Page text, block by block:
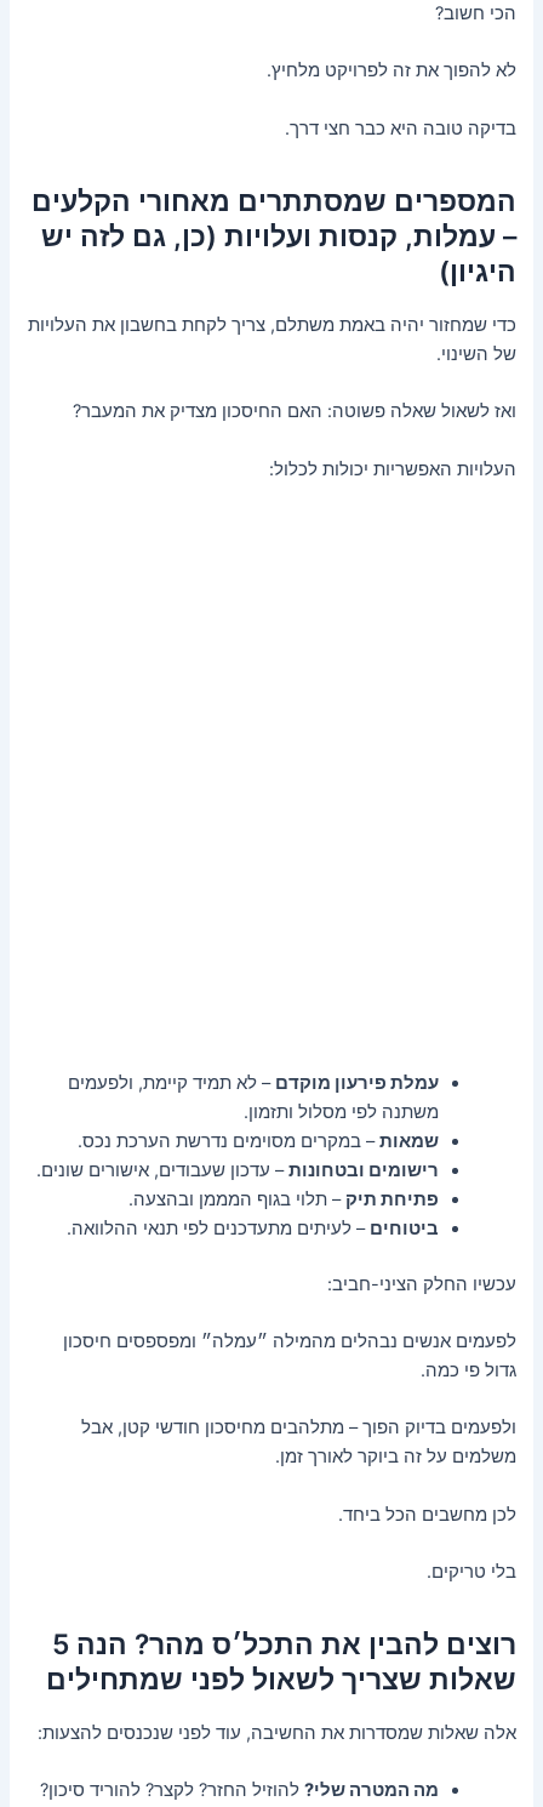
הכי חשוב?
לא להפוך את זה לפרויקט מלחיץ.
בדיקה טובה היא כבר חצי דרך.
המספרים שמסתתרים מאחורי הקלעים
– עמלות, קנסות ועלויות (כן, גם לזה יש
היגיון)
כדי שמחזור יהיה באמת משתלם, צריך לקחת בחשבון את העלויות
של השינוי.
ואז לשאול שאלה פשוטה: האם החיסכון מצדיק את המעבר?
העלויות האפשריות יכולות לכלול:
עמלת פירעון מוקדם – לא תמיד קיימת, ולפעמים
משתנה לפי מסלול ותזמון.
שמאות– במקרים מסוימים נדרשת הערכת נכס.
רישומים ובטחונות– עדכון שעבודים, אישורים שונים.
פתיחת תיק – תלוי בגוף המממן ובהצעה.
ביטוחים – לעיתים מתעדכנים לפי תנאי ההלוואה.
עכשיו החלק הציני-חביב:
לפעמים אנשים נבהלים מהמילה ״עמלה״ ומפספסים חיסכון
גדול פי כמה.
ולפעמים בדיוק הפוך – מתלהבים מחיסכון חודשי קטן, אבל
משלמים על זה ביוקר לאורך זמן.
לכן מחשבים הכל ביחד.
בלי טריקים.
רוצים להבין את התכל׳ס מהר? הנה 5
שאלות שצריך לשאול לפני שמתחילים
אלה שאלות שמסדרות את החשיבה, עוד לפני שנכנסים להצעות:
מה המטרה שלי? להוזיל החזר? לקצר? להוריד סיכון?